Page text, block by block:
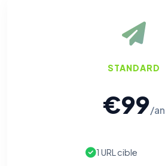
STANDARD
€99/an
1 URL cible